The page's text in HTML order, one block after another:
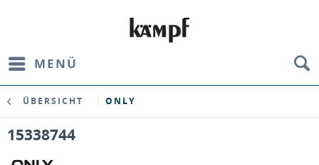
MENÜ
ÜBERSICHT ONLY
15338744